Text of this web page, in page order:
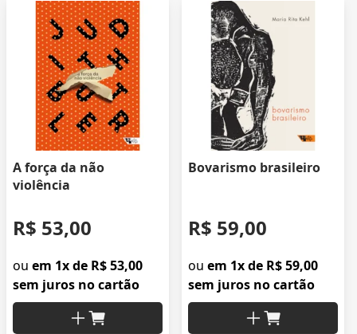
A força da não
violência
R$ 53,00
ou em 1x de R$ 53,00
sem juros no cartão
Bovarismo brasileiro
R$ 59,00
ou em 1x de R$ 59,00
sem juros no cartão